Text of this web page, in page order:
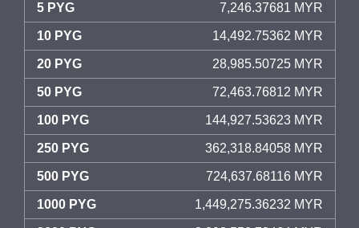
5 PYG 7,246.37681 MYR
10 PYG 14,492.75362 MYR
20 PYG 28,985.50725 MYR
50 PYG 72,463.76812 MYR
100 PYG 144,927.53623 MYR
250 PYG 362,318.84058 MYR
500 PYG 724,637.68116 MYR
1000 PYG 1,449,275.36232 MYR